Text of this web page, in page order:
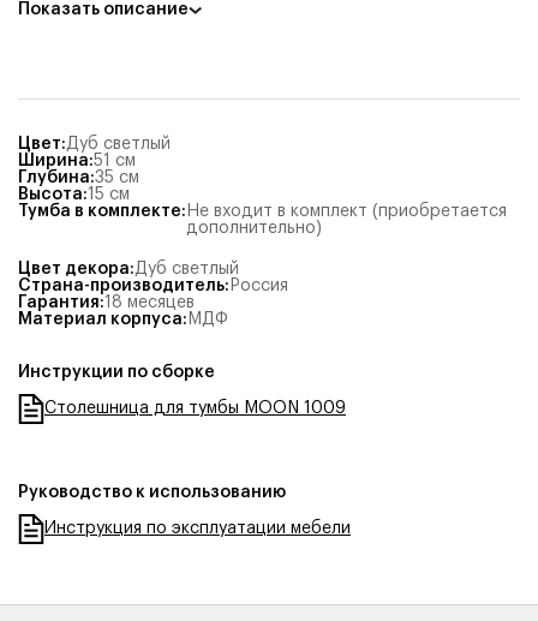
Показать описание
Цвет:Дуб светлый
Ширина:51
см
Глубина:35 см
Высота:15 см
Тумба в комплекте: Не входит в комплект (приобретается
дополнительно)
Цвет декора:Дуб светлый
Страна-производитель: Россия
Гарантия:18 месяцев
Материал корпуса: МДФ
Инструкции по сборке
Столешница для тумбы MOON 1009
Руководство к использованию
Инструкция по эксплуатации мебели